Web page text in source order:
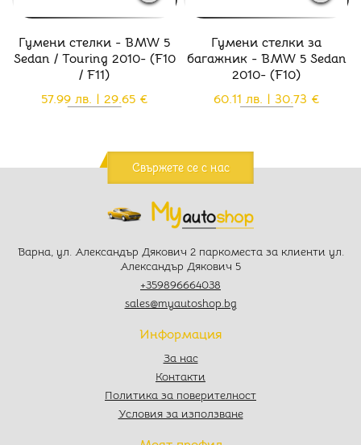
Гумени стелки - BMW 5
Sedan / Touring 2010- (F10
/ F11)
57.99 лв. | 29.65 €
Гумени стелки за
багажник - BMW 5 Sedan
2010- (F10)
60.11 лв. | 30.73 €
Свържете се с нас
Варна, ул. Александър Дякович 2 паркоместа за клиенти ул.
Александър Дякович 5
+359896664038
sales@myautoshop.bg
Информация
За нас
Контакти
Политика за поверителност
Условия за използване